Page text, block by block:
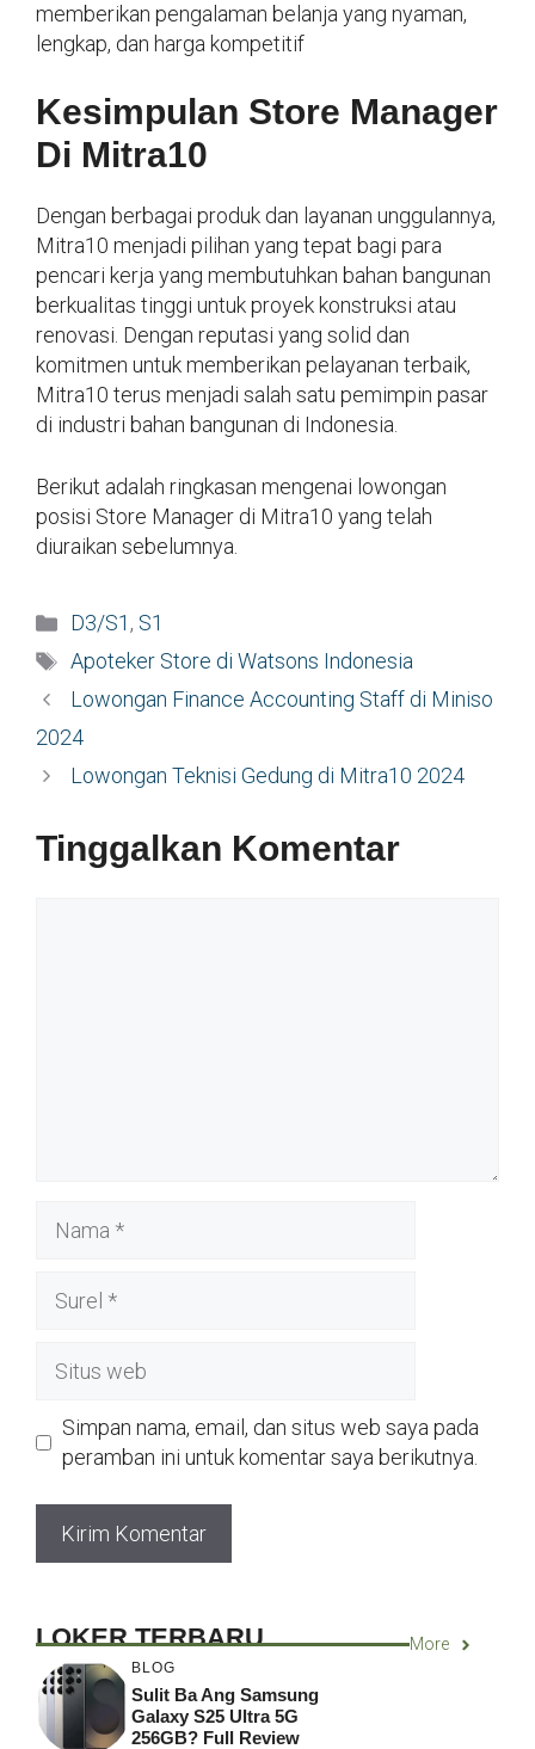
memberikan pengalaman belanja yang nyaman,
lengkap, dan harga kompetitif
Kesimpulan Store Manager
Di Mitra10
Dengan berbagai produk dan layanan unggulannya,
Mitra10 menjadi pilihan yang tepat bagi para
pencari kerja yang membutuhkan bahan bangunan
berkualitas tinggi untuk proyek konstruksi atau
renovasi. Dengan reputasi yang solid dan
komitmen untuk memberikan pelayanan terbaik,
Mitra10 terus menjadi salah satu pemimpin pasar
di industri bahan bangunan di Indonesia.
Berikut adalah ringkasan mengenai lowongan
posisi Store Manager di Mitra10 yang telah
diuraikan sebelumnya.
Kategori
D3/S1 , S1
Tag
Apoteker Store di Watsons Indonesia
Lowongan Finance Accounting Staff di Miniso
2024
Lowongan Teknisi Gedung di Mitra10 2024
Tinggalkan Komentar
web
Simpan nama, email, dan situs web saya pada
peramban ini untuk komentar saya berikutnya.
LOKER TERBARU More
BLOG
Sulit Ba Ang Samsung
Galaxy S25 Ultra 5G
256GB? Full Review